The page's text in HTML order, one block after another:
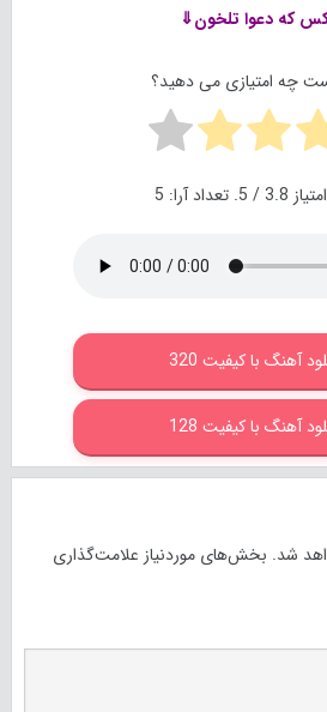
که دعوا تلخون⇓
چه امتیازی می دهید؟
3.8 / 5. تعداد آرا: 5
آهنگ با کیفیت 320
آهنگ با کیفیت 128
شد. بخش‌های موردنیاز علامت‌گذاری